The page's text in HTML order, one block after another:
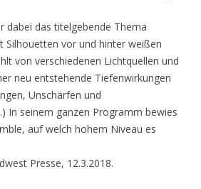
dabei das titelgebende Thema
Silhouetten vor und hinter weißen
von verschiedenen Lichtquellen und
neu entstehende Tiefenwirkungen
Unschärfen und
In seinem ganzen Programm bewies
auf welch hohem Niveau es
Presse, 12.3.2018.